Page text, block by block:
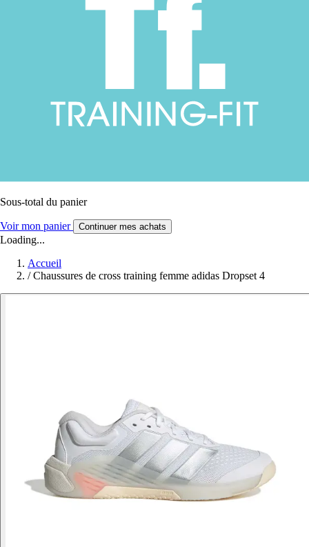
Sous-total du panier
Voir mon panier Continuer mes achats
Loading...
Accueil
/ Chaussures de cross training femme adidas Dropset 4